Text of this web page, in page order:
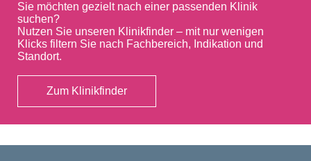
Sie möchten gezielt nach einer passenden Klinik
suchen?
Nutzen Sie unseren Klinikfinder – mit nur wenigen
Klicks filtern Sie nach Fachbereich, Indikation und
Standort.
Zum Klinikfinder